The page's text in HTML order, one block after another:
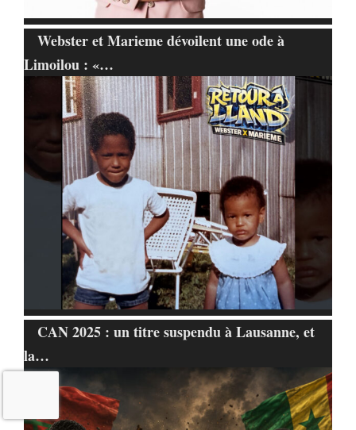
Webster et Marieme dévoilent une ode à
Limoilou : «…
CAN 2025 : un titre suspendu à Lausanne, et
la…